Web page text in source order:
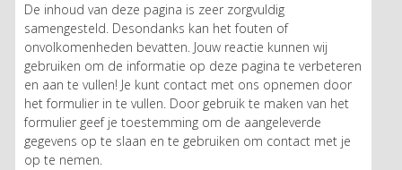
De inhoud van deze pagina is zeer zorgvuldig
samengesteld. Desondanks kan het fouten of
onvolkomenheden bevatten. Jouw reactie kunnen wij
gebruiken om de informatie op deze pagina te verbeteren
en aan te vullen! Je kunt contact met ons opnemen door
het formulier in te vullen. Door gebruik te maken van het
formulier geef je toestemming om de aangeleverde
gegevens op te slaan en te gebruiken om contact met je
op te nemen.